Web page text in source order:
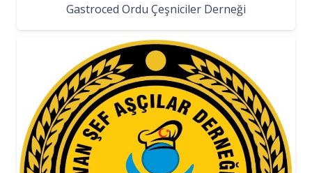
Gastroced Ordu Çeşniciler Derneği